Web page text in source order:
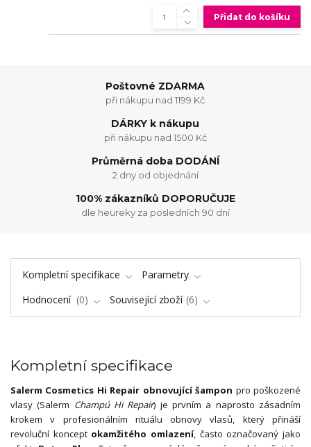
Přidat do košíku
Poštovné ZDARMA
při nákupu nad 1199 Kč
DÁRKY k nákupu
při nákupu nad 1500 Kč
Průměrná doba DODÁNÍ
2 dny od objednání
100% zákazníků DOPORUČUJE
dle heureky za posledních 90 dní
Kompletní specifikace
Parametry
Hodnocení
0 Související zboží 6
Kompletní specifikace
Salerm Cosmetics Hi Repair obnovující šampon pro poškozené
vlasy (Salerm Champú Hi Repair) je prvním a naprosto zásadním
krokem v profesionálním rituálu obnovy vlasů, který přináší
revoluční koncept okamžitého omlazení, často označovaný jako